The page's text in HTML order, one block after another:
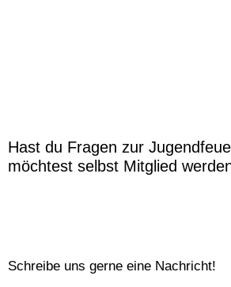
Hast du Fragen zur
möchtest selbst Mitglied
Schreibe uns gerne eine Nachricht!